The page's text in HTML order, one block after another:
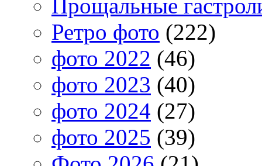
Прощальные
Ретро фото (222)
фото 2022 (46)
фото 2023 (40)
фото 2024 (27)
фото 2025 (39)